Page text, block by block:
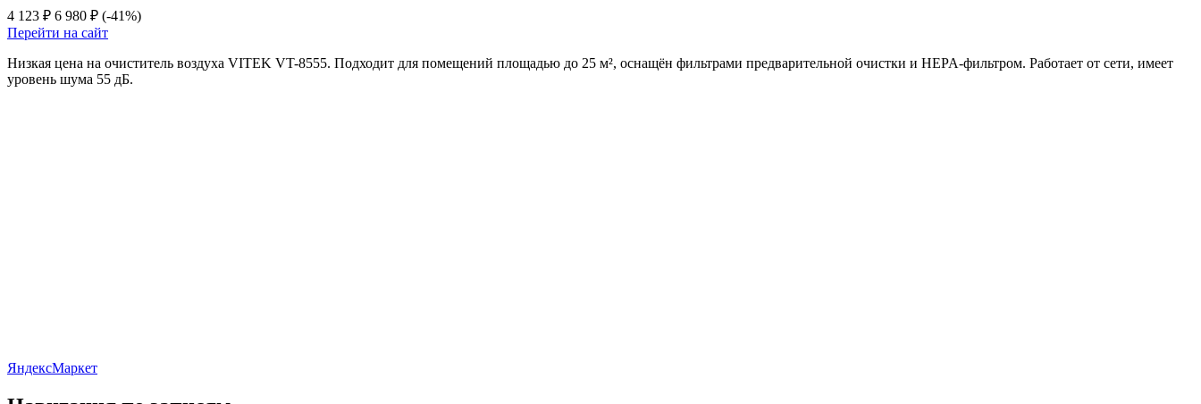
4 123 ₽ 6 980 ₽ (-41%)
Перейти на сайт
Низкая цена на очиститель воздуха VITEK VT-8555. Подходит для помещений площадью до 25 м², оснащён фильтрами предварительной очистки и HEPA-фильтром. Работает от сети, имеет
уровень шума 55 дБ.
ЯндексМаркет